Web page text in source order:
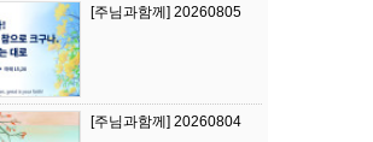
[주님과함께] 20260805
[주님과함께] 20260804